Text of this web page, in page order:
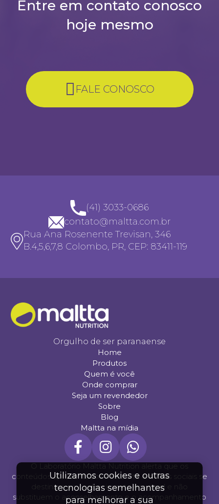
Entre em contato conosco
hoje mesmo
FALE CONOSCO
(41) 3033-0686
contato@maltta.com.br
Rua Ana Rosenente Trevisan, 346
B.4,5,6,7,8 Colombo, PR, CEP: 83411-119
Orgulho de ser paranaense
Home
Produtos
Quem é você
Onde comprar
Seja um revendedor
Sobre
Blog
Maltta na mídia
O Laboratório Maltta Nutrition alerta que os
conteúdos apresentados neste site e mídias sociais se
destinam ao conhecimento em geral e não
substituem o aconselhamento e o acompanhamento
Utilizamos cookies e outras
tecnologias semelhantes
para melhorar a sua